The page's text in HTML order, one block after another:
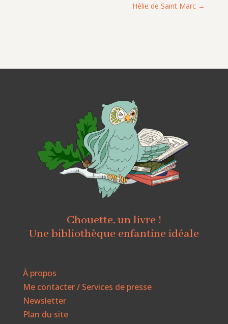
Hélie de Saint Marc
Chouette, un livre !
Une bibliothèque enfantine idéale
À propos
Me contacter / Services de presse
Newsletter
Plan du site